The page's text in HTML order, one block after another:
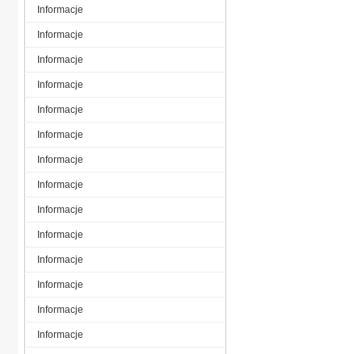
Informacje
Informacje
Informacje
Informacje
Informacje
Informacje
Informacje
Informacje
Informacje
Informacje
Informacje
Informacje
Informacje
Informacje